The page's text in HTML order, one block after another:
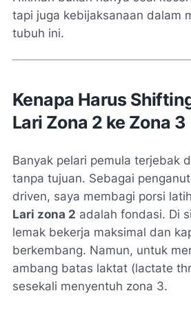
tapi juga kebijaksanaan dalam
tubuh ini.
Kenapa Harus
Lari Zona 2 ke Zona 3
Banyak pelari pemula terjebak
tanpa tujuan. Sebagai
driven, saya membagi porsi
Lari zona 2 adalah fondasi. Di
lemak bekerja maksimal dan
berkembang. Namun, untuk
ambang batas laktat (lactate
sesekali menyentuh zona 3.